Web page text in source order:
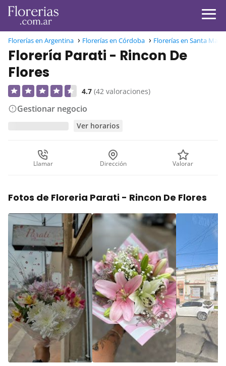
Florerías en Argentina Florerías en Córdoba Florerías en Santa María
Florería Parati - Rincon De
Flores
4.7 (42 valoraciones)
Gestionar negocio
Ver horarios
Llamar Dirección Valorar
Fotos de Floreria Parati - Rincon De Flores